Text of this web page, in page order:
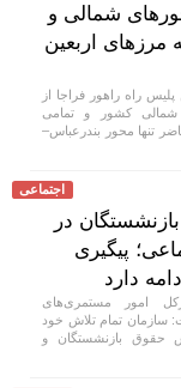
شمالی و
مرز‌های اربعین
پلیس راه راهور فراجا از
شمالی کشور و تمامی
تنها محور بندرعباس–
اجتماعی
در
پیگیری
دارد
امور مستمری‌های
سازمان تمام تلاش خود
حقوق بازنشستگان و